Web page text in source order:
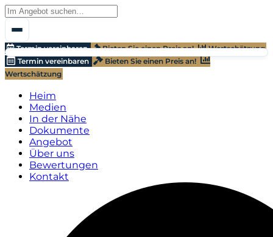
Termin vereinbaren Bieten Sie einen Preis an!
Wertschätzung
Termin vereinbaren
Bieten Sie einen Preis an!
Wertschätzung
Heim
Medien
In der Nähe
Dokumente
Angebot
Über uns
Bewertungen
Kontakt